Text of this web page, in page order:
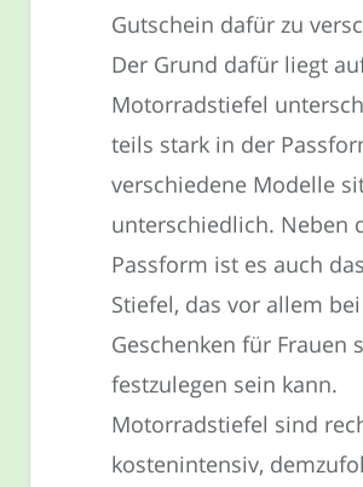
Gutschein dafür zu
Der Grund dafür liegt
Motorradstiefel
teils stark in der
verschiedene Modelle
unterschiedlich. Neben
Passform ist es auch
Stiefel, das vor allem bei
Geschenken für Frauen
festzulegen sein kann.
Motorradstiefel sind
kostenintensiv,